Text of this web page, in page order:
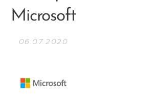
Microsoft
06.07.2020